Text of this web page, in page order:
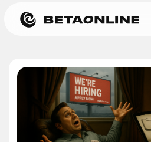
12.08.2025